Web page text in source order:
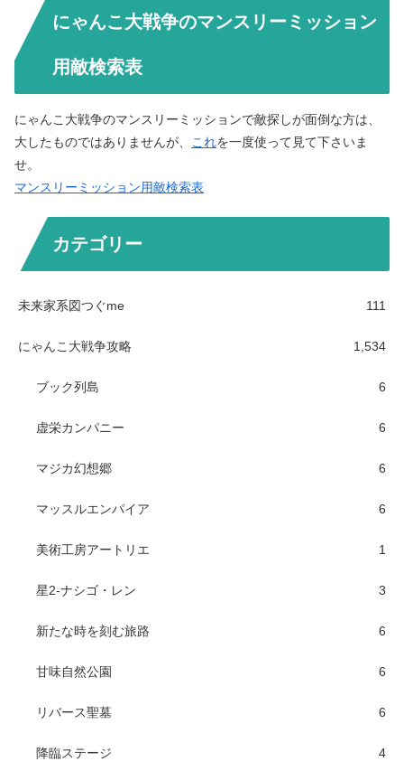
にゃんこ大戦争のマンスリーミッション
用敵検索表
にゃんこ大戦争のマンスリーミッションで敵探しが面倒な方は、
大したものではありませんが、 これを一度使って見て下さいま
せ。
マンスリーミッション用敵検索表
カテゴリー
未来家系図つぐme 111
にゃんこ大戦争攻略 1,534
ブック列島 6
虚栄カンパニー 6
マジカ幻想郷 6
マッスルエンパイア 6
美術工房アートリエ 1
星2-ナシゴ・レン 3
新たな時を刻む旅路 6
甘味自然公園 6
リバース聖墓 6
降臨ステージ 4